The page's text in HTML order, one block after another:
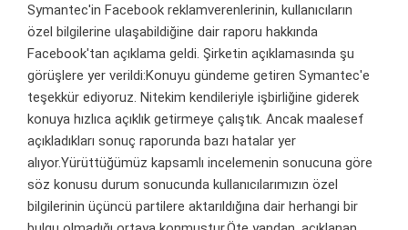
Symantec'in Facebook reklamverenlerinin, kullanıcıların
özel bilgilerine ulaşabildiğine dair raporu hakkında
Facebook'tan açıklama geldi. Şirketin açıklamasında şu
görüşlere yer verildi:Konuyu gündeme getiren Symantec'e
teşekkür ediyoruz. Nitekim kendileriyle işbirliğine giderek
konuya hızlıca açıklık getirmeye çalıştık. Ancak maalesef
açıkladıkları sonuç raporunda bazı hatalar yer
alıyor.Yürüttüğümüz kapsamlı incelemenin sonucuna göre
söz konusu durum sonucunda kullanıcılarımızın özel
bilgilerinin üçüncü partilere aktarıldığına dair herhangi bir